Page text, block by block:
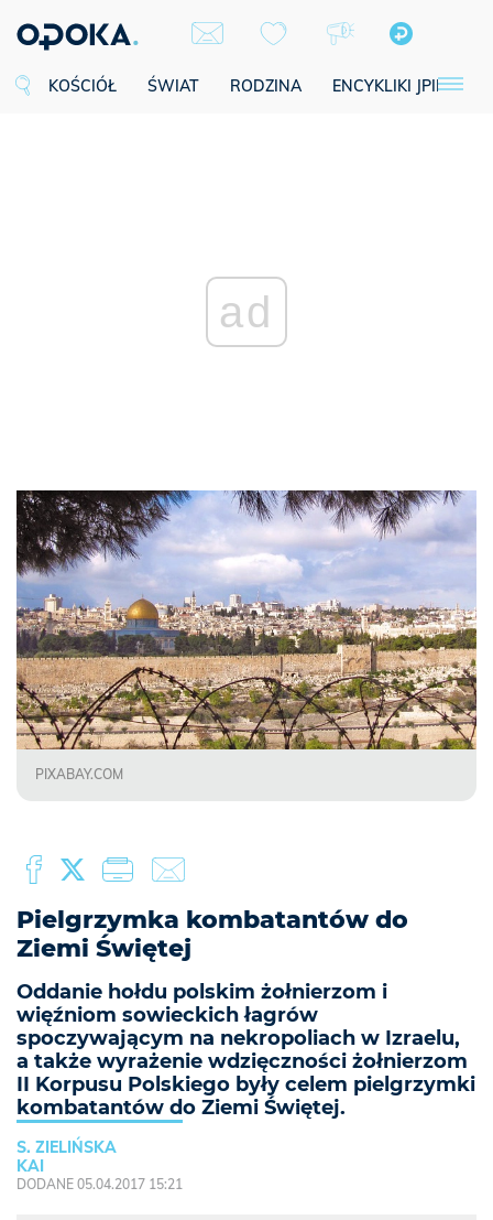
KOŚCIÓŁ ŚWIAT RODZINA ENCYKLIKI JPII
ad
PIXABAY.COM
Pielgrzymka kombatantów do
Ziemi Świętej
Oddanie hołdu polskim żołnierzom i
więźniom sowieckich łagrów
spoczywającym na nekropoliach w Izraelu,
a także wyrażenie wdzięczności żołnierzom
II Korpusu Polskiego były celem pielgrzymki
kombatantów do Ziemi Świętej.
S. ZIELIŃSKA
KAI
DODANE 05.04.2017 15:21